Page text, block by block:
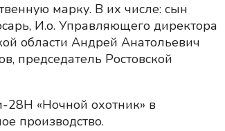
марку. В их числе: сын
И.о. Управляющего директора
области Андрей Анатольевич
председатель Ростовской
«Ночной охотник» в
производство.